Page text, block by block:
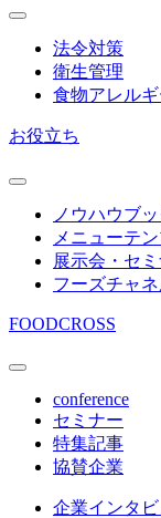
法令対策
衛生管理
食物アレルギ
お役立ち
ノウハウブッ
メニューテ
展示会・セ
フーズチャ
FOODCROSS
conference
セミナー
特集記事
協賛企業
企業インタビ